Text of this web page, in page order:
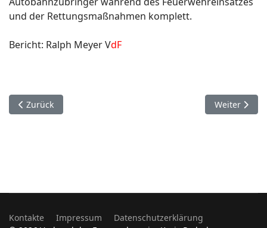
und der Rettungsmaßnahmen komplett.
Bericht: Ralph Meyer VdF
Vorheriger Beitrag: 3. Februar. Paderborn.
Zurück Nächster
Weiter
Kontakte Impressum
Datenschutzerklärung